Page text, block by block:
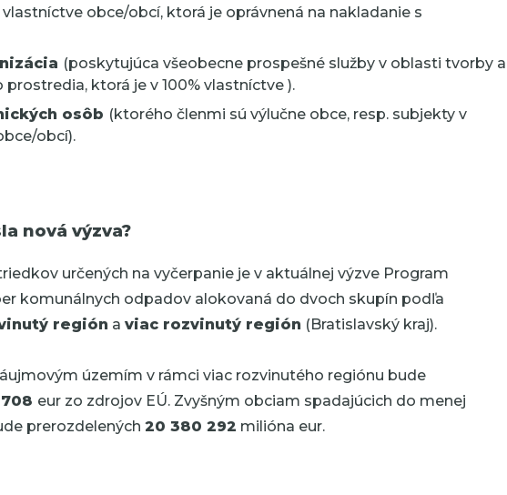
vlastníctve obce/obcí, ktorá je oprávnená na nakladanie s
(poskytujúca všeobecne prospešné služby v oblasti tvorby a
prostredia, ktorá je v 100% vlastníctve ).
osôb (ktorého členmi sú výlučne obce, resp. subjekty v
obcí).
nová výzva?
určených na vyčerpanie je v aktuálnej výzve Program
komunálnych odpadov alokovaná do dvoch skupín podľa
región a viac rozvinutý región (Bratislavský kraj).
územím v rámci viac rozvinutého regiónu bude
eur zo zdrojov EÚ. Zvyšným obciam spadajúcich do menej
prerozdelených 20 380 292 milióna eur.